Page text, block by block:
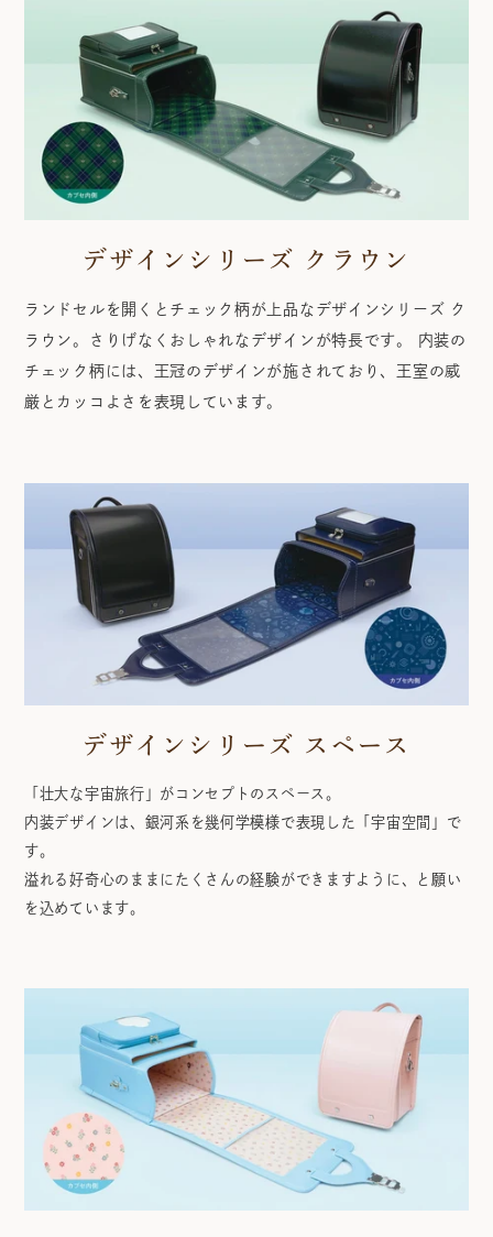
デザインシリーズ クラウン
ランドセルを開くとチェック柄が上品なデザインシリーズ ク
ラウン。さりげなくおしゃれなデザインが特長です。 内装の
チェック柄には、王冠のデザインが施されており、王室の威
厳とカッコよさを表現しています。
デザインシリーズ スペース
「壮大な宇宙旅行」がコンセプトのスペース。
内装デザインは、銀河系を幾何学模様で表現した「宇宙空間」で
す。
溢れる好奇心のままにたくさんの経験ができますように、と願い
を込めています。